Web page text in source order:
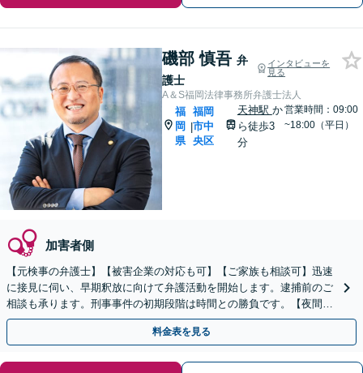
磯部 慎吾 弁
護士
インタビューを
見る
A＆S福岡法律事務所弁護士法人
福
岡
県
|
福岡
市中
央区
天神駅 か
ら徒歩3
分
営業時間：09:00
~18:00（平日）
加害者側
【元検事の弁護士】【被害企業の対応も可】【ご家族も相談可】迅速
に接見に伺い、早期釈放に向けて弁護活動を開始します。逮捕前のご
相談も承ります。刑事事件の初期段階は時間との勝負です。【夜間・
休日対応】【完全個室】【天神駅3分】
料金表を見る